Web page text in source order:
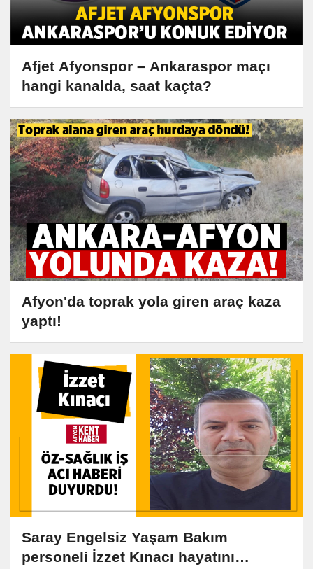
Afjet Afyonspor – Ankaraspor maçı
hangi kanalda, saat kaçta?
Afyon'da toprak yola giren araç kaza
yaptı!
Saray Engelsiz Yaşam Bakım
personeli İzzet Kınacı hayatını